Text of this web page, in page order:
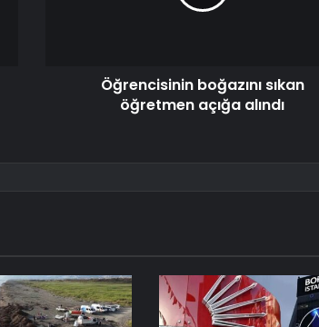
Öğrencisinin boğazını sıkan
öğretmen açığa alındı